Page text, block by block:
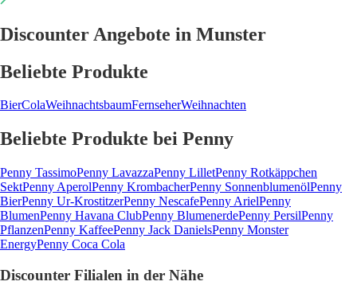
Discounter Angebote in Munster
Beliebte Produkte
BierColaWeihnachtsbaumFernseherWeihnachten
Beliebte Produkte bei Penny
Penny TassimoPenny LavazzaPenny LilletPenny Rotkäppchen
SektPenny AperolPenny KrombacherPenny SonnenblumenölPenny
BierPenny Ur-KrostitzerPenny NescafePenny ArielPenny
BlumenPenny Havana ClubPenny BlumenerdePenny PersilPenny
PflanzenPenny KaffeePenny Jack DanielsPenny Monster
EnergyPenny Coca Cola
Discounter Filialen in der Nähe